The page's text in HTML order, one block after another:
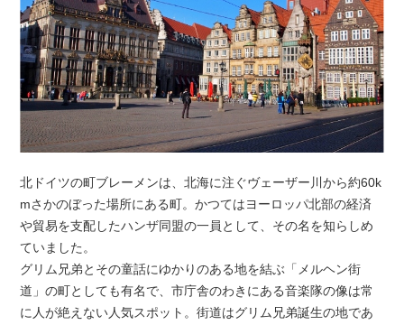
北ドイツの町ブレーメンは、北海に注ぐヴェーザー川から約60k
mさかのぼった場所にある町。かつてはヨーロッパ北部の経済
や貿易を支配したハンザ同盟の一員として、その名を知らしめ
ていました。
グリム兄弟とその童話にゆかりのある地を結ぶ「メルヘン街
道」の町としても有名で、市庁舎のわきにある音楽隊の像は常
に人が絶えない人気スポット。街道はグリム兄弟誕生の地であ